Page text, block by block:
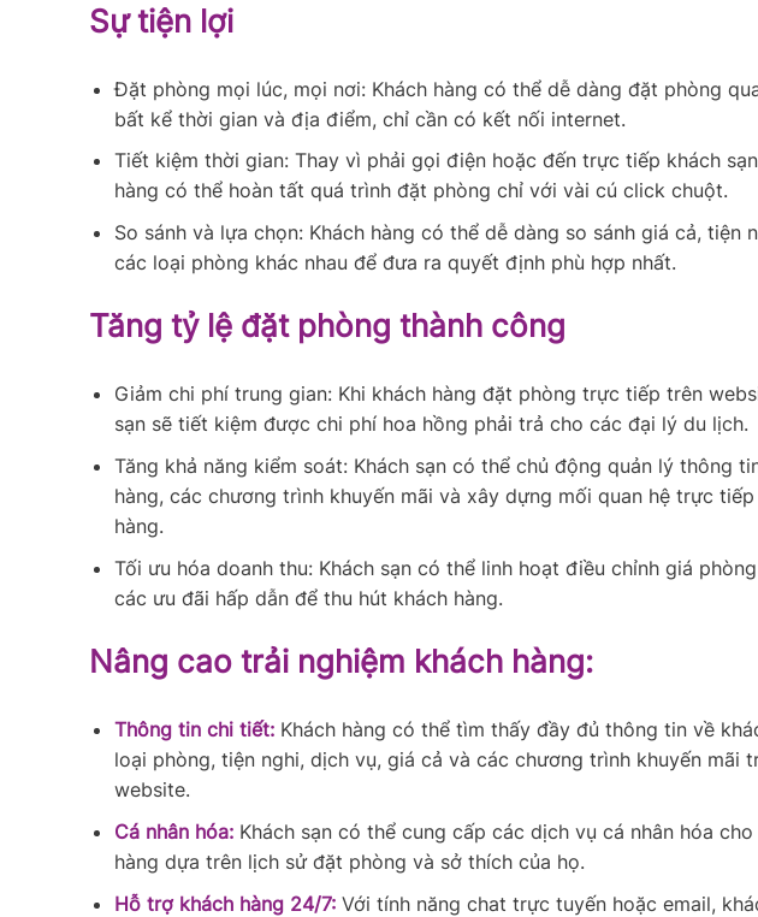
Sự tiện lợi
Đặt phòng mọi lúc, mọi nơi: Khách hàng có thể dễ dàng đặt phòng
bất kể thời gian và địa điểm, chỉ cần có kết nối internet.
Tiết kiệm thời gian: Thay vì phải gọi điện hoặc đến trực tiếp khách
hàng có thể hoàn tất quá trình đặt phòng chỉ với vài cú click chuột.
So sánh và lựa chọn: Khách hàng có thể dễ dàng so sánh giá cả, tiện
các loại phòng khác nhau để đưa ra quyết định phù hợp nhất.
Tăng tỷ lệ đặt phòng thành công
Giảm chi phí trung gian: Khi khách hàng đặt phòng trực tiếp trên
sạn sẽ tiết kiệm được chi phí hoa hồng phải trả cho các đại lý du lịch.
Tăng khả năng kiểm soát: Khách sạn có thể chủ động quản lý thông
hàng, các chương trình khuyến mãi và xây dựng mối quan hệ trực
hàng.
Tối ưu hóa doanh thu: Khách sạn có thể linh hoạt điều chỉnh giá
các ưu đãi hấp dẫn để thu hút khách hàng.
Nâng cao trải nghiệm khách hàng:
Thông tin chi tiết:Khách hàng có thể tìm thấy đầy đủ thông tin về
loại phòng, tiện nghi, dịch vụ, giá cả và các chương trình khuyến mãi
website.
Cá nhân hóa:Khách sạn có thể cung cấp các dịch vụ cá nhân hóa
hàng dựa trên lịch sử đặt phòng và sở thích của họ.
Hỗ trợ khách hàng 24/7:Với tính năng chat trực tuyến hoặc email,